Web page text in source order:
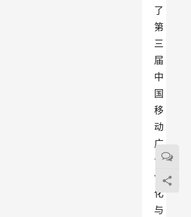
了
第
三
届
中
国
移
动
广
告
优
化
与